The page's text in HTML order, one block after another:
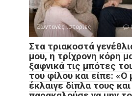
Ζωντανές ιστορίες
Στα τριακοστά
μου, η τρίχρονη κόρη
ξαφνικά τις μπότες
του φίλου και είπε:
έκλαιγε δίπλα τους και